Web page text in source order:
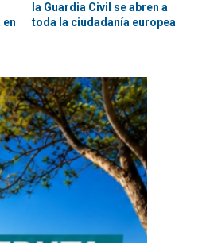
la Guardia Civil se abren a
toda la ciudadanía europea